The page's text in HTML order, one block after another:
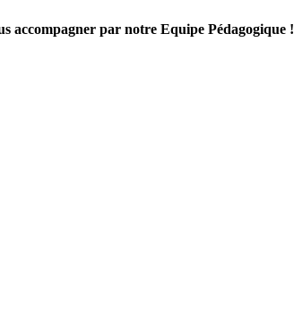
accompagner par notre Equipe Pédagogique !